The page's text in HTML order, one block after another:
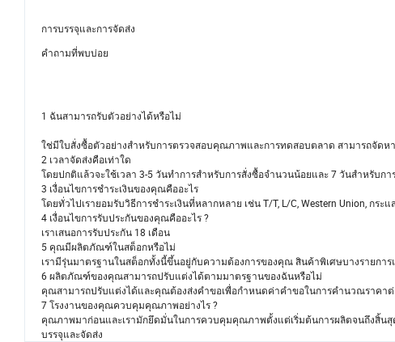
การบรรจุและการจัดส่ง
คำถามที่พบบ่อย
1 ฉันสามารถรับตัวอย่างได้หรือไม่
ใช่มีใบสั่งซื้อตัวอย่างสำหรับการตรวจสอบคุณภาพและการทดสอบตลาด สามารถจัดห
2 เวลาจัดส่งคือเท่าใด
โดยปกติแล้วจะใช้เวลา 3-5 วันทำการสำหรับการสั่งซื้อจำนวนน้อยและ 7 วันสำหรับก
3 เงื่อนไขการชำระเงินของคุณคืออะไร
โดยทั่วไปเรายอมรับวิธีการชำระเงินที่หลากหลาย เช่น T/T, L/C, Western Union, กระแ
4 เงื่อนไขการรับประกันของคุณคืออะไร ?
เราเสนอการรับประกัน 18 เดือน
5 คุณมีผลิตภัณฑ์ในสต็อกหรือไม่
เรามีรุ่นมาตรฐานในสต็อกทั้งนี้ขึ้นอยู่กับความต้องการของคุณ สินค้าพิเศษบางรายก
6 ผลิตภัณฑ์ของคุณสามารถปรับแต่งได้ตามมาตรฐานของฉันหรือไม่
คุณสามารถปรับแต่งได้และคุณต้องส่งคำขอเพื่อกำหนดค่าคำขอในการคำนวณราคา
7 โรงงานของคุณควบคุมคุณภาพอย่างไร ?
คุณภาพมาก่อนและเรามักยึดมั่นในการควบคุมคุณภาพตั้งแต่เริ่มต้นการผลิตจนถึงสิ้น
บรรจุและจัดส่ง